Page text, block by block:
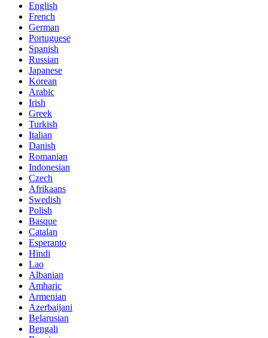
English
French
German
Portuguese
Spanish
Russian
Japanese
Korean
Arabic
Irish
Greek
Turkish
Italian
Danish
Romanian
Indonesian
Czech
Afrikaans
Swedish
Polish
Basque
Catalan
Esperanto
Hindi
Lao
Albanian
Amharic
Armenian
Azerbaijani
Belarusian
Bengali